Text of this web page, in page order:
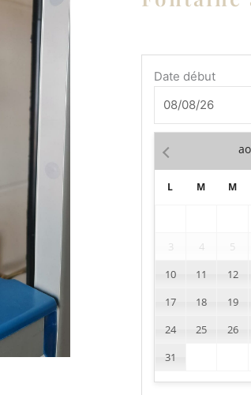
Date début
L M M
3
4 5
10
11 12
17
18 19
24
25 26
31
Fontaine